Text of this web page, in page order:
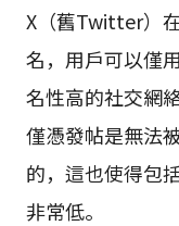
X（舊Twitter）
名，用戶可以僅
名性高的社交網
僅憑發帖是無法
的，這也使得包
非常低。